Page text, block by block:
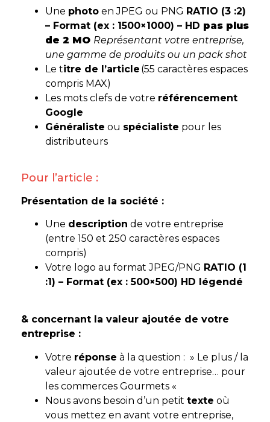
Une photo en JPEG ou PNG RATIO (3 :2)
– Format (ex : 1500×1000) – HD pas plus
de 2 MO Représentant votre entreprise,
une gamme de produits ou un pack shot
Le titre de l’article (55 caractères espaces
compris MAX)
Les mots clefs de votre référencement
Google
Généraliste ou spécialiste pour les
distributeurs
Pour l’article :
Présentation de la société :
Une description de votre entreprise
(entre 150 et 250 caractères espaces
compris)
Votre logo au format JPEG/PNG RATIO (1
:1) – Format (ex : 500×500) HD légendé
& concernant la valeur ajoutée de votre
entreprise :
Votre réponse à la question : » Le plus / la
valeur ajoutée de votre entreprise… pour
les commerces Gourmets «
Nous avons besoin d’un petit texte où
vous mettez en avant votre entreprise,